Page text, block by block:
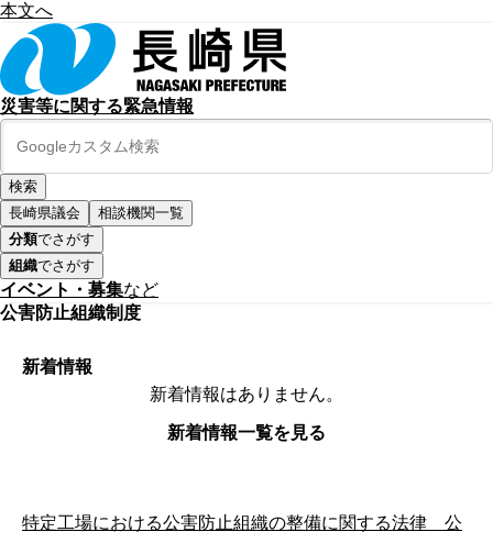
本文へ
災害等に関する緊急情報
長崎県議会
相談機関一覧
分類でさがす
組織でさがす
イベント・募集など
公害防止組織制度
新着情報
新着情報はありません。
新着情報一覧を見る
特定工場における公害防止組織の整備に関する法律 公